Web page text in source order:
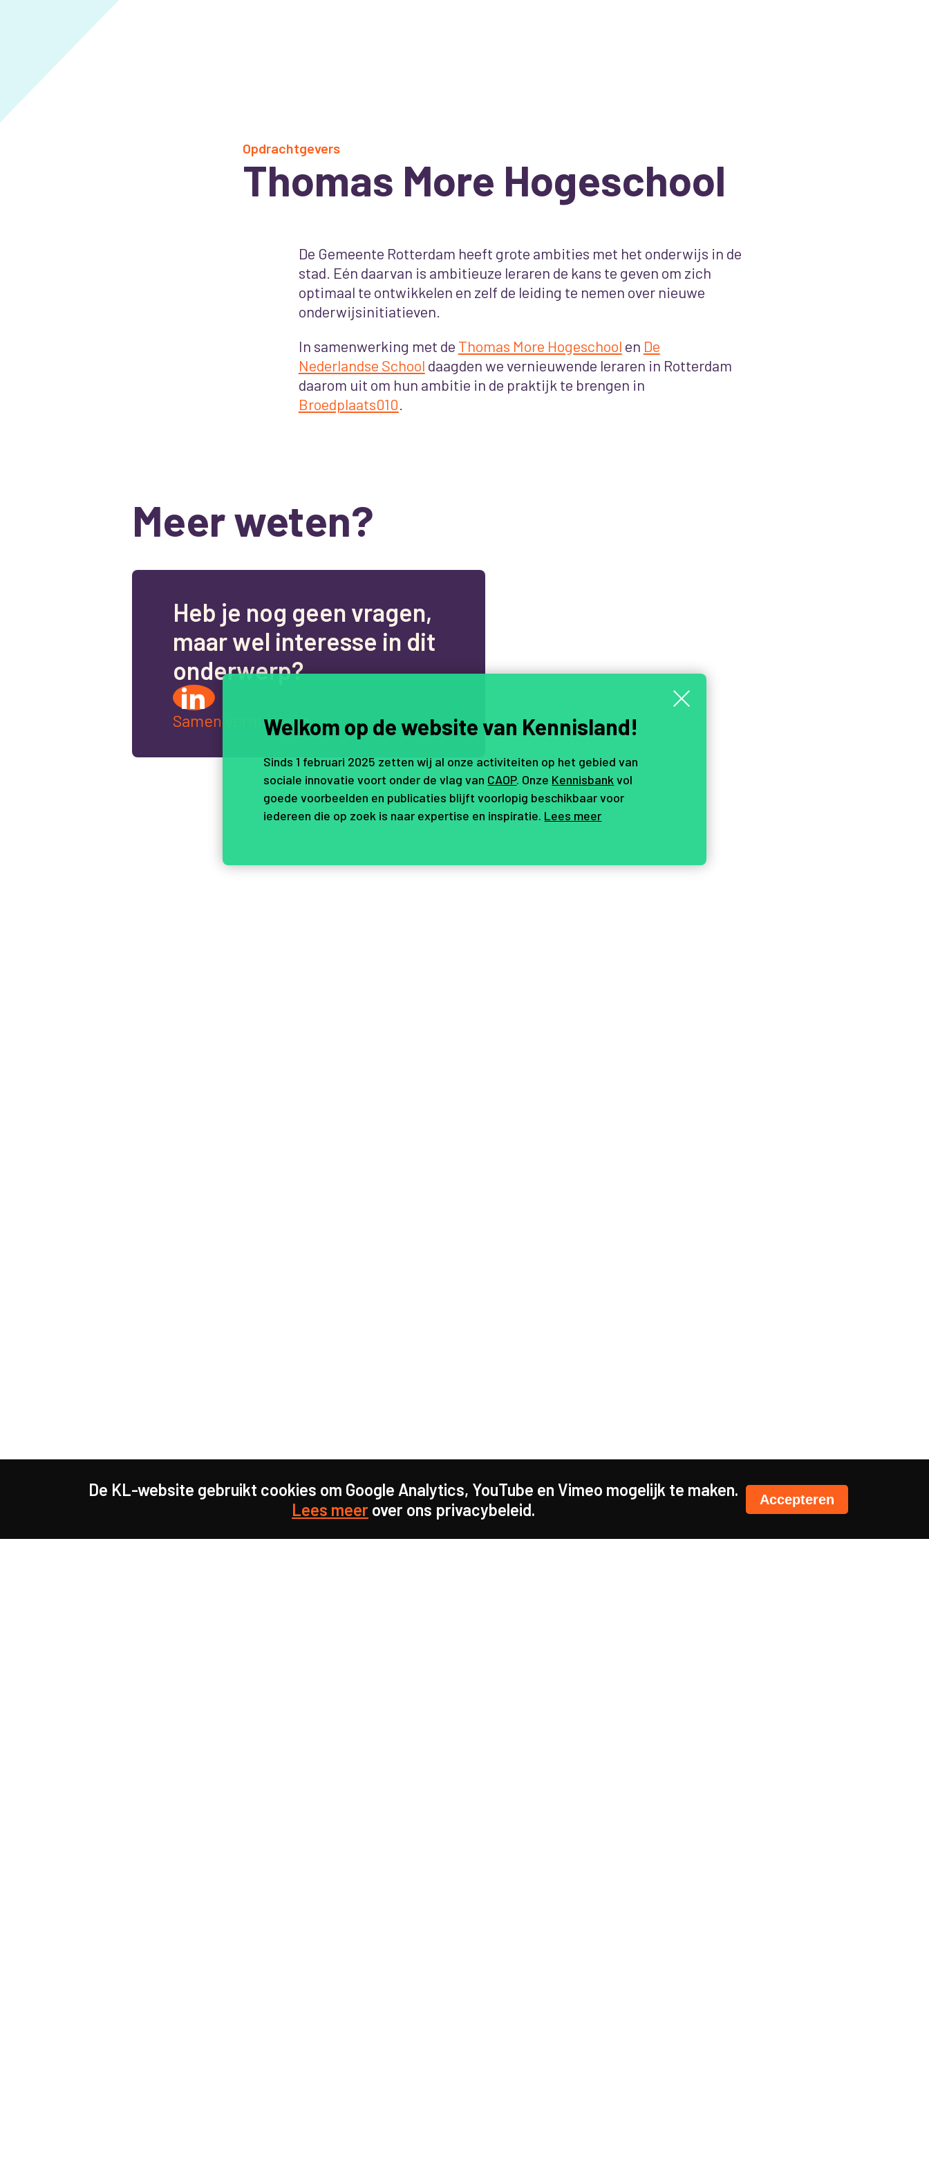
Opdrachtgevers
Thomas More Hogeschool
De Gemeente Rotterdam heeft grote ambities met het onderwijs in de
stad. Eén daarvan is ambitieuze leraren de kans te geven om zich
optimaal te ontwikkelen en zelf de leiding te nemen over nieuwe
onderwijsinitiatieven.
In samenwerking met de Thomas More Hogeschool en De
Nederlandse School daagden we vernieuwende leraren in Rotterdam
daarom uit om hun ambitie in de praktijk te brengen in
Broedplaats010.
Meer weten?
Heb je nog geen vragen,
maarwel interesse in dit
onderwerp?
Samen vernieuwen.Welkom op de website van Kennisland!
Sinds 1 februari 2025 zetten wij al onze activiteiten op het gebied van
sociale innovatie voort onder de vlag van CAOP. Onze Kennisbank vol
goede voorbeelden en publicaties blijft voorlopig beschikbaar voor
iedereen die op zoek is naar expertise en inspiratie. Lees meer
De KL-website gebruikt cookies om Google Analytics, YouTube en Vimeo mogelijk te maken.
Lees meer over ons privacybeleid. Accepteren